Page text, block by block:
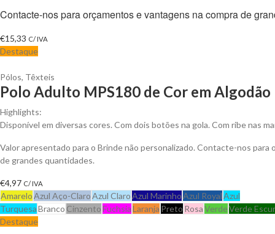
Contacte-nos para orçamentos e vantagens na compra de
€15,33 C/ IVA
Destaque
Pólos, Têxteis
Polo Adulto MPS180 de Cor em
Highlights:
Disponível em diversas cores. Com dois botões na gola. Com ribe nas
Valor apresentado para o Brinde não personalizado. Contacte-nos
de grandes quantidades.
€4,97 C/ IVA
AmareloAzul Aço-ClaroAzul ClaroAzul MarinhoAzul RoyalAzul
TurquesaBranco CinzentoFuchsiaLaranja Preto RosaVerdeVerde
Destaque